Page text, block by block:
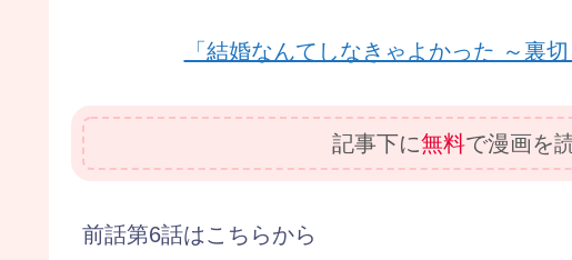
「結婚なんてしなきゃよかった ～裏
記事下に無料で漫画を
前話第6話はこちらから